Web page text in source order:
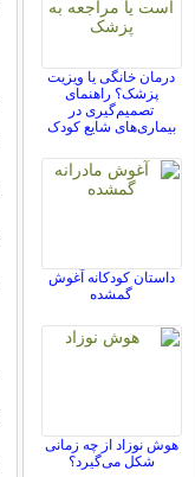
درمان خانگی یا ویزیت
پزشک؟ راهنمای
تصمیم‌گیری در
بیماری‌های شایع کودک
داستان کودکانه آغوش
گمشده
هوش نوزاد از چه زمانی
شکل می‌گیرد؟